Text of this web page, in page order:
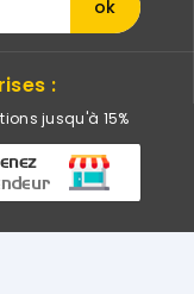
:
jusqu'à 15%